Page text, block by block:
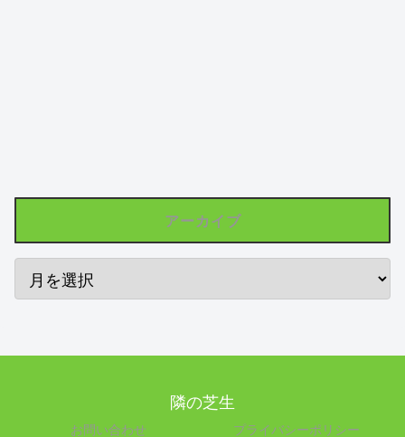
アーカイブ
隣の芝生
お問い合わせ プライバシーポリシー